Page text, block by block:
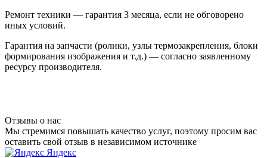
Ремонт техники — гарантия 3 месяца, если не обговорено
иных условий.
Гарантия на запчасти (ролики, узлы термозакрепления, блоки
формирования изображения и т.д.) — согласно заявленному
ресурсу производителя.
Отзывы о нас
Мы стремимся повышать качество услуг, поэтому просим вас
оставить свой отзыв в независимом источнике
Яндекс